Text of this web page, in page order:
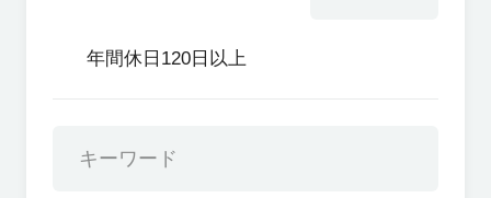
年間休日120日以上